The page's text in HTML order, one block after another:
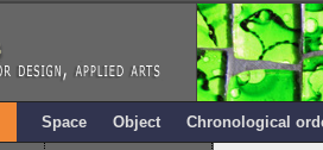
Space Object Chronological